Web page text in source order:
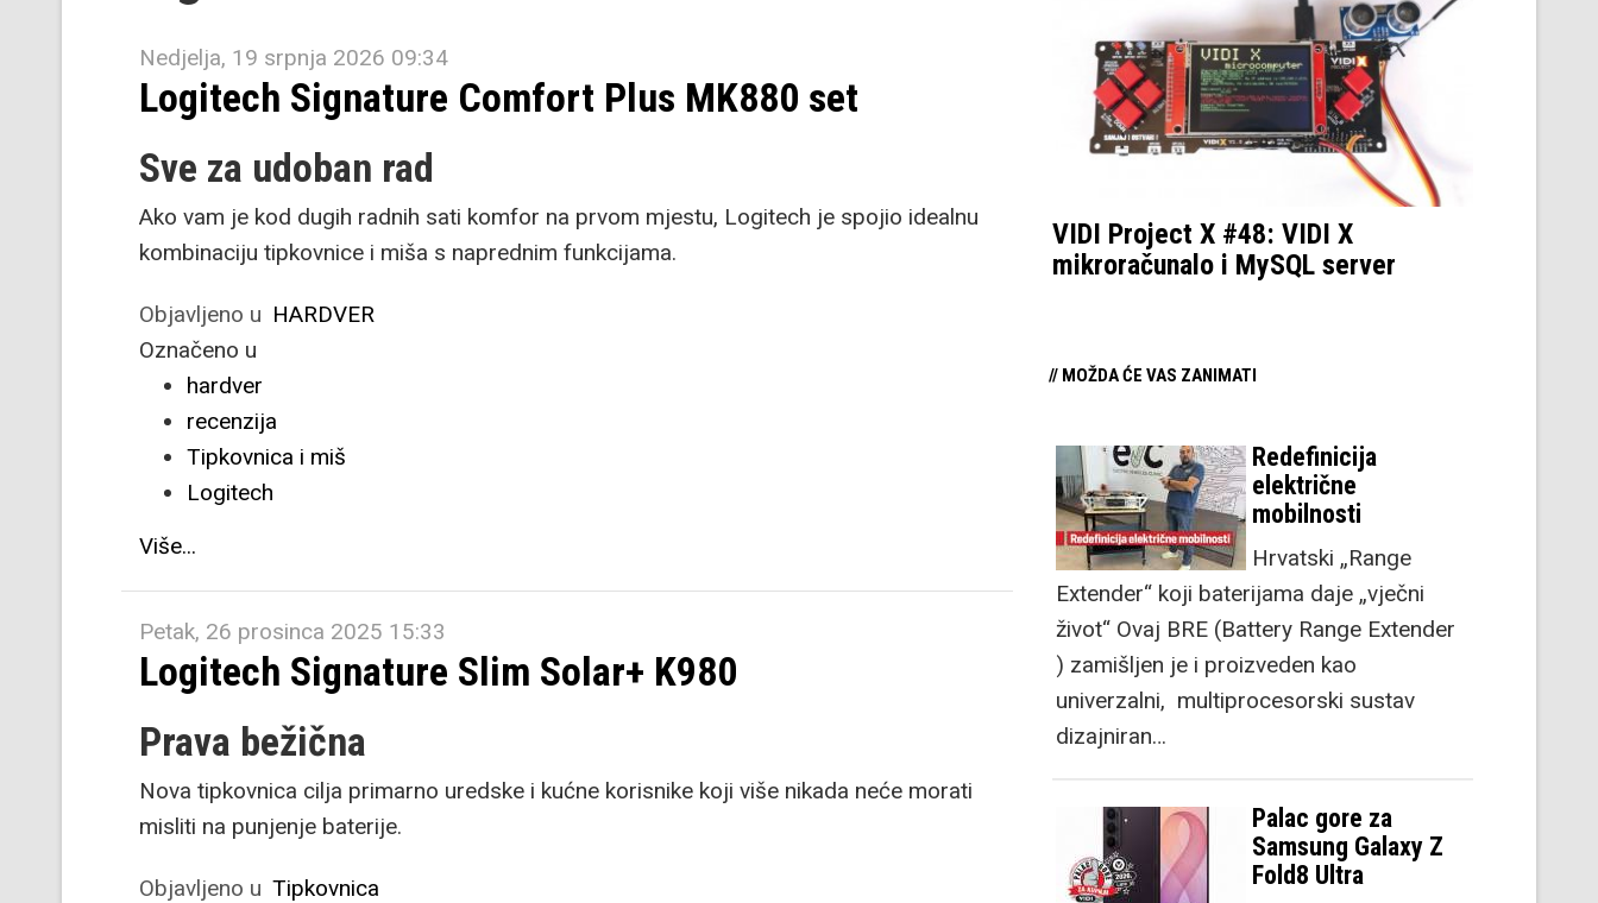
Nedjelja, 19 srpnja 2026 09:34
Logitech Signature Comfort Plus MK880 set
Sve za udoban rad
Ako vam je kod dugih radnih sati komfor na prvom mjestu, Logitech je spojio idealnu
kombinaciju tipkovnice i miša s naprednim funkcijama.
Objavljeno u HARDVER
Označeno u
hardver
recenzija
Tipkovnica i miš
Logitech
Više...
Petak, 26 prosinca 2025 15:33
Logitech Signature Slim Solar+ K980
Prava bežična
Nova tipkovnica cilja primarno uredske i kućne korisnike koji više nikada neće morati
misliti na punjenje baterije.
Objavljeno u Tipkovnica
VIDI Project X #48: VIDI X
mikroračunalo i MySQL server
// MOŽDA ĆE VAS ZANIMATI
Redefinicija
električne
mobilnosti
Hrvatski „Range
Extender“ koji baterijama daje „vječni
život“ Ovaj BRE (Battery Range Extender
) zamišljen je i proizveden kao
univerzalni, multiprocesorski sustav
dizajniran…
Palac gore za
Samsung Galaxy Z
Fold8 Ultra